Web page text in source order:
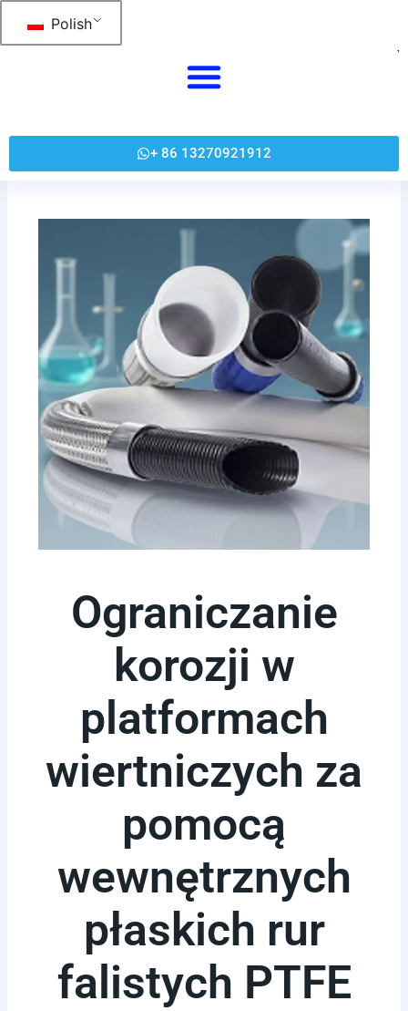
Polish
+ 86 13270921912
Ograniczanie
korozji w
platformach
wiertniczych za
pomocą
wewnętrznych
płaskich rur
falistych PTFE